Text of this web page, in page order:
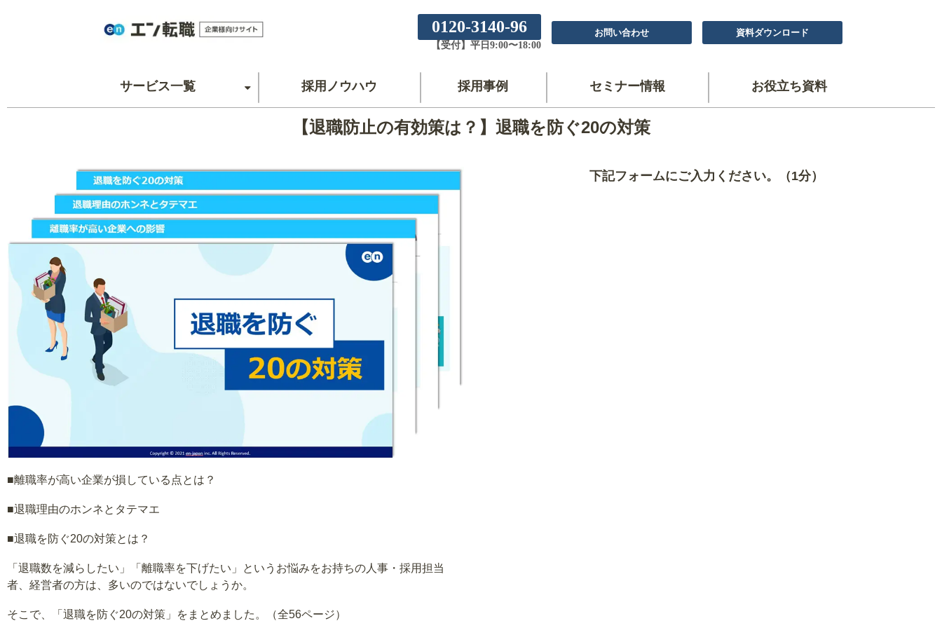
0120-3140-96
【受付】平日9:00〜18:00
お問い合わせ 資料ダウンロード
サービス一覧 採用ノウハウ 採用事例 セミナー情報 お役立ち資料
【退職防止の有効策は？】退職を防ぐ20の対策
■離職率が高い企業が損している点とは？
■退職理由のホンネとタテマエ
■退職を防ぐ20の対策とは？
「退職数を減らしたい」「離職率を下げたい」というお悩みをお持ちの人事・採用担当
者、経営者の方は、多いのではないでしょうか。
そこで、「退職を防ぐ20の対策」をまとめました。（全56ページ）
下記フォームにご入力ください。（1分）